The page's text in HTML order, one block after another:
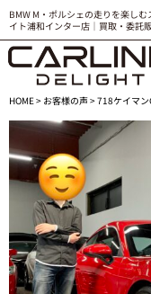
BMW M・ポルシェの走りを楽し
イト浦和インター店｜買取・委託
HOME> お客様の声> 718ケイマ